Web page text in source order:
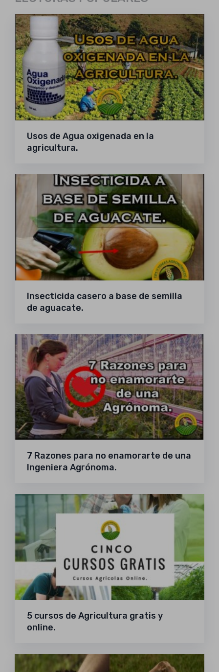
Usos de Agua oxigenada en la
agricultura.
Insecticida casero a base de semilla
de aguacate.
7 Razones para no enamorarte de una
Ingeniera Agrónoma.
5 cursos de Agricultura gratis y
online.